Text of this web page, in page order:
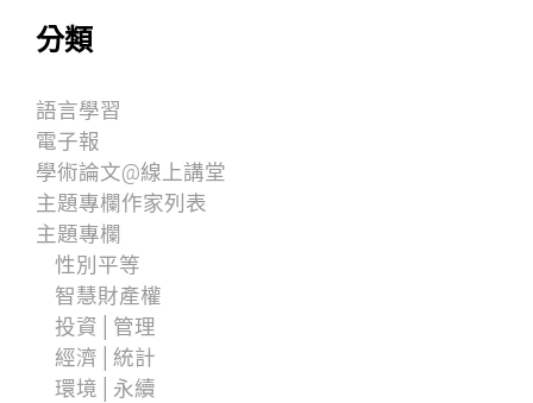
分類
語言學習
電子報
學術論文@線上講堂
主題專欄作家列表
主題專欄
性別平等
智慧財產權
投資│管理
經濟│統計
環境│永續